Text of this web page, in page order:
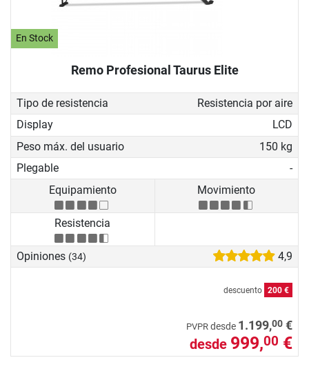
En Stock
Remo Profesional Taurus Elite
Tipo de resistencia
Resistencia por aire
Display
LCD
Peso máx. del usuario
150 kg
Plegable
-
Equipamiento
Movimiento
Resistencia
Opiniones (34) 4,9
descuento 200 €
PVPR desde 1.199,00 €
desde 999,00 €